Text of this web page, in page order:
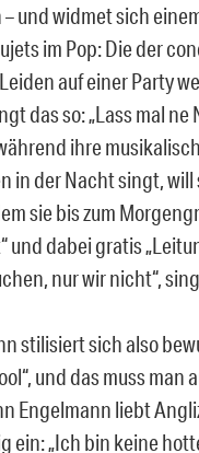
und widmet sich
im Pop: Die der
auf einer Party
das so: „Lass mal
ihre
in der Nacht singt, will
sie bis zum
und dabei gratis
nur wir nicht“,
stilisiert sich also
und das muss man
Engelmann liebt
ein: „Ich bin keine